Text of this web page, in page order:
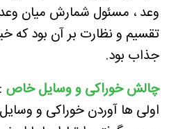
وعد ، مسئول شمارش میان
تقسیم و نظارت بر آن بود که
جذاب بود.
چالش خوراکی و وسایل خاص
اولی ها آوردن خوراکی و